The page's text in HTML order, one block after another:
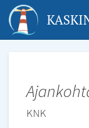
Hyppää
pääsisältöön
KNK